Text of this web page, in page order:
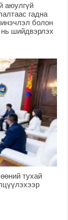
аюулгүй
гадна
болон
нь шийдвэрлэх
тухай